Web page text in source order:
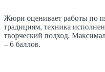
Жюри оценивает работы по
традициям, техника
творческий подход.
– 6 баллов.